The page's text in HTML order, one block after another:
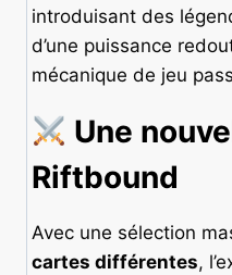
introduisant des
d’une puissance
mécanique de jeu
Une
Riftbound
Avec une sélection
cartes différentes,